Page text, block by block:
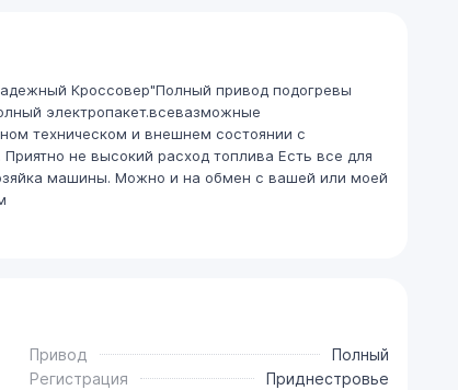
Кроссовер"Полный привод подогревы
электропакет.всевазможные
техническом и внешнем состоянии с
не высокий расход топлива Есть все для
машины. Можно и на обмен с вашей или моей
Привод
Полный
Регистрация
Приднестровье